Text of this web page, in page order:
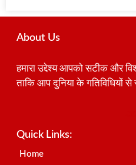
About Us
हमारा उद्देश्य आपको सटीक और
ताकि आप दुनिया के गतिविधियों
Quick Links:
Home